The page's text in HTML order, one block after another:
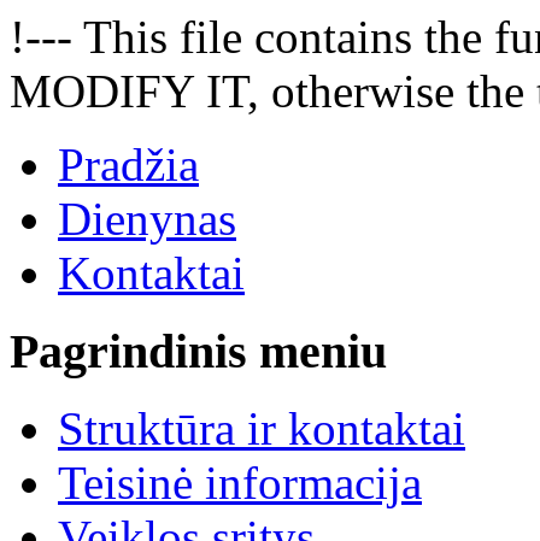
!--- This file contains the
MODIFY IT, otherwise
Pradžia
Dienynas
Kontaktai
Pagrindinis meniu
Struktūra ir kontaktai
Teisinė informacija